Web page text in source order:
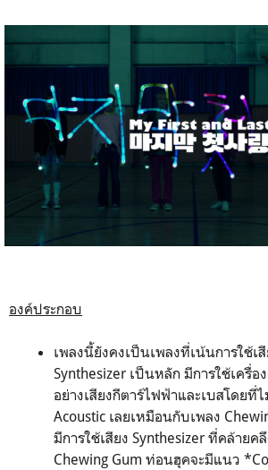
องค์ประกอบ
เพลงนี้ยังคงเป็นเพลงที่เน้นการใช้เ
Synthesizer เป็นหลัก มีการใช้เครื่อ
อย่างเสียงกีตาร์ไฟฟ้าและเบสโดยที่ไ
Acoustic เลยเหมือนกับเพลง
มีการใช้เสียง Synthesizer ที่คล้ายค
Chewing Gum ท่อนฮุคจะมีแนว